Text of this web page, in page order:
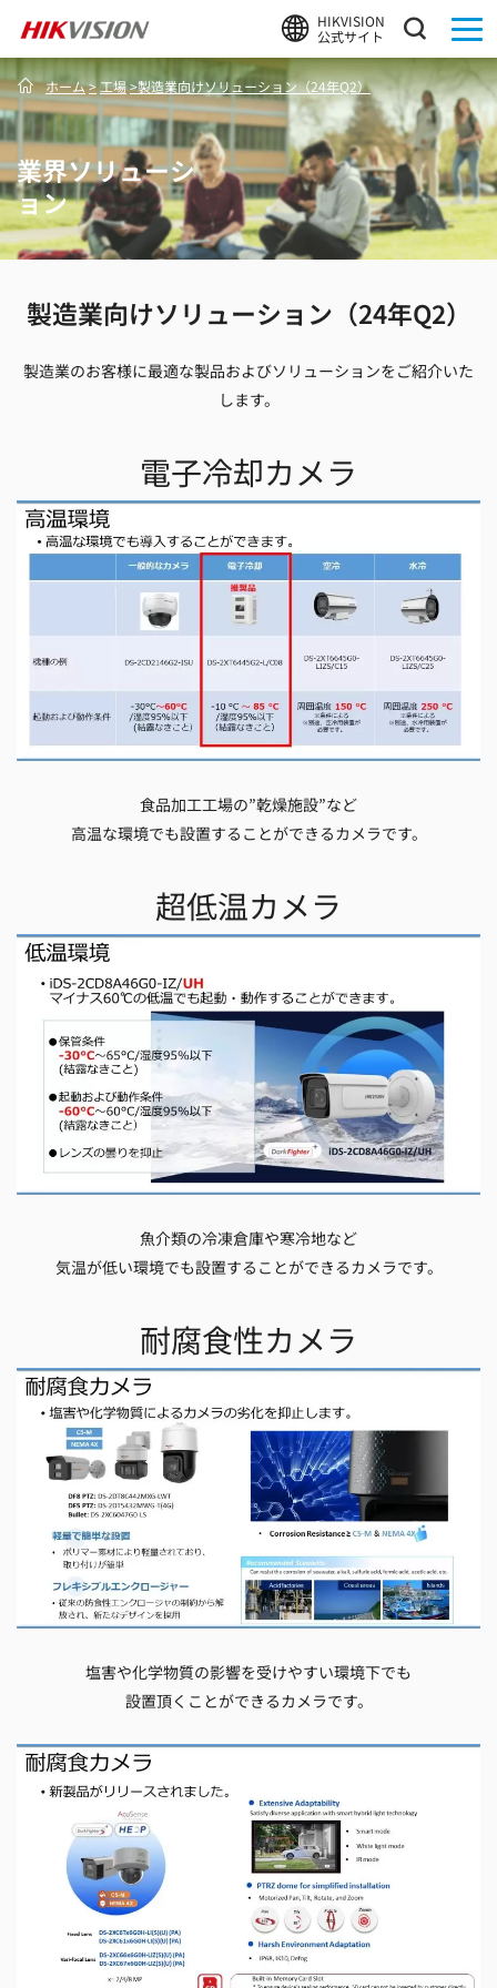
HIKVISION
公式サイト
ホーム>工場>製造業向けソリューション（24年Q2）
業界ソリューシ
ョン
製造業向けソリューション（24年Q2）
製造業のお客様に最適な製品およびソリューションをご紹介いた
します。
電子冷却カメラ
食品加工工場の”乾燥施設”など
高温な環境でも設置することができるカメラです。
超低温カメラ
魚介類の冷凍倉庫や寒冷地など
気温が低い環境でも設置することができるカメラです。
耐腐食性カメラ
塩害や化学物質の影響を受けやすい環境下でも
設置頂くことができるカメラです。